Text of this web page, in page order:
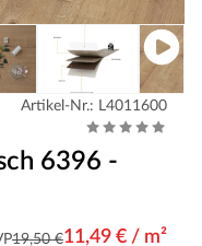
Artikel-Nr.: L4011600
6396 -
19,50 €11,49 € / m²